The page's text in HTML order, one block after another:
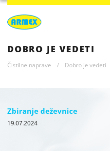
DOBRO JE VEDETI
Čistilne naprave / Dobro je vedeti
Zbiranje deževnice
19.07.2024